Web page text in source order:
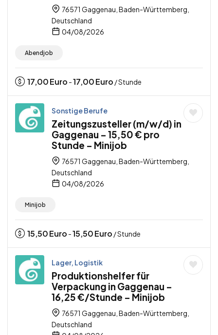
76571 Gaggenau, Baden-Württemberg,
Deutschland
04/08/2026
Abendjob
17,00Euro -17,00Euro / Stunde
Sonstige Berufe
Zeitungszusteller (m/w/d) in
Gaggenau – 15,50 € pro
Stunde – Minijob
76571 Gaggenau, Baden-Württemberg,
Deutschland
04/08/2026
Minijob
15,50Euro -15,50Euro / Stunde
Lager, Logistik
Produktionshelfer für
Verpackung in Gaggenau –
16,25 €/Stunde – Minijob
76571 Gaggenau, Baden-Württemberg,
Deutschland